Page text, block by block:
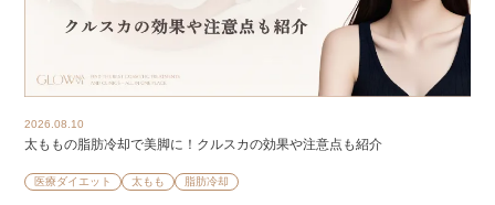
2026.08.10
太ももの脂肪冷却で美脚に！クルスカの効果や注意点も紹介
医療ダイエット 太もも 脂肪冷却